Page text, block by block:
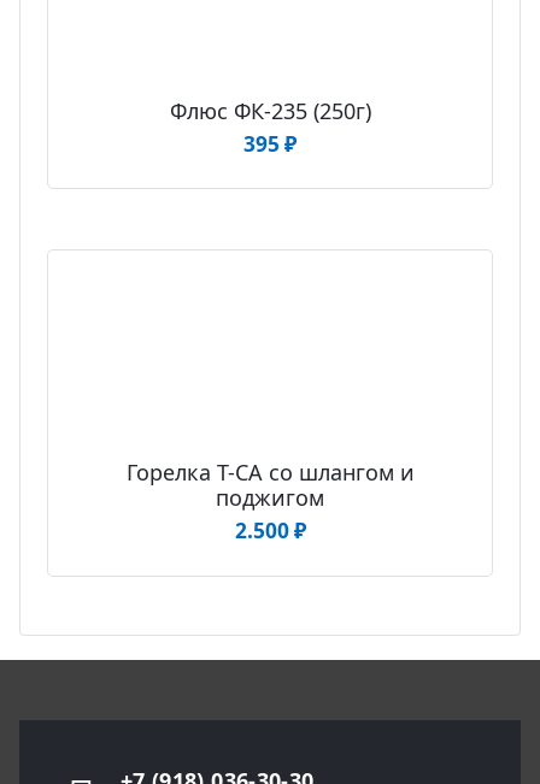
Флюс ФК-235 (250г)
395 ₽
Горелка T-CA со шлангом и
поджигом
2.500₽